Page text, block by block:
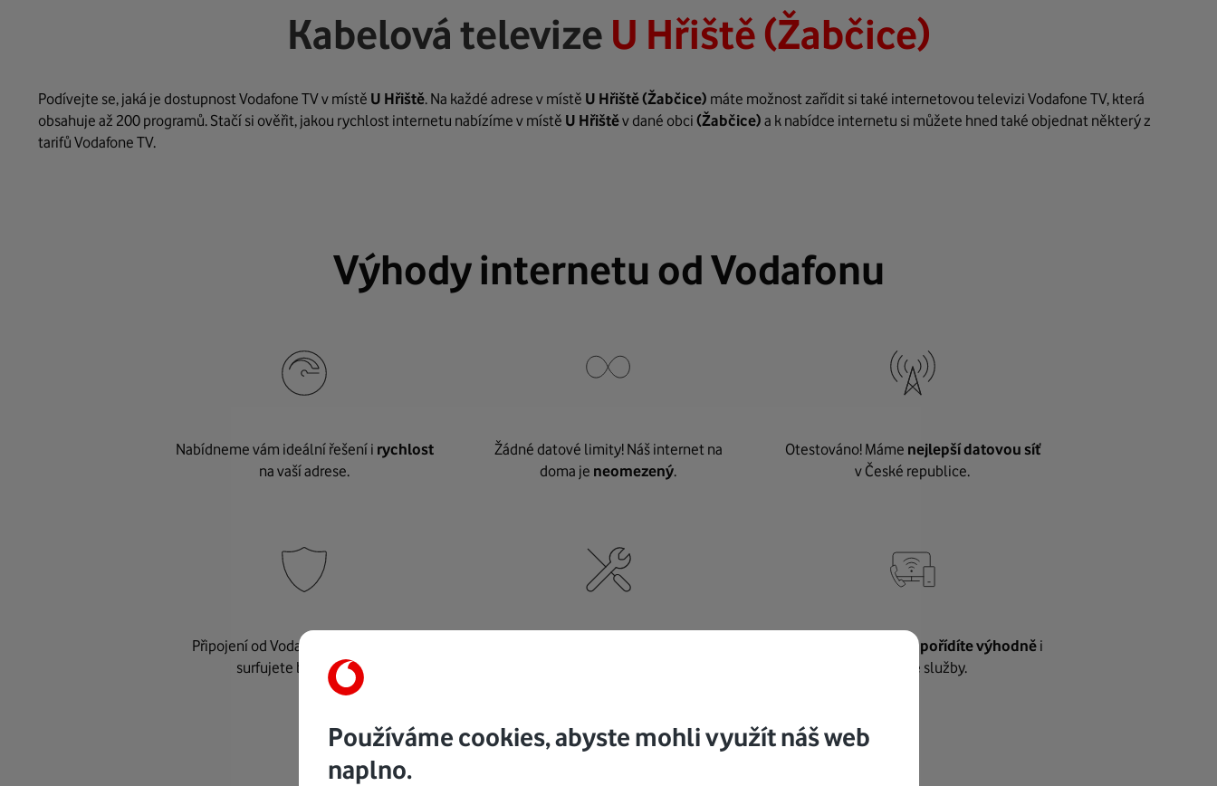
Kabelová televize U Hřiště (Žabčice)
Podívejte se, jaká je dostupnost Vodafone TV v místě U Hřiště. Na každé adrese v místě U Hřiště(Žabčice) máte možnost zařídit si také internetovou televizi Vodafone TV, která
obsahuje až 200 programů. Stačí si ověřit, jakou rychlost internetu nabízíme v místě U Hřištěv dané obci (Žabčice) a k nabídce internetu si můžete hned také objednat některý z
tarifů Vodafone TV.
Výhody internetu od Vodafonu
Nabídneme vám ideální řešení i rychlost
na vaší adrese.
Žádné datové limity! Náš internet na
doma je neomezený.
Otestováno! Máme nejlepší datovou síť
v České republice.
Připojení od Vodafonu je
surfujete bez starostí.
K pevnému internetupořídíte výhodněi
další naše služby.
Používáme cookies, abyste mohli využít náš web
naplno.